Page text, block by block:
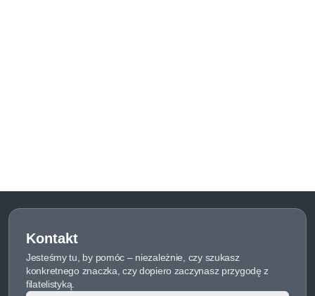
Kontakt
Jesteśmy tu, by pomóc – niezależnie, czy szukasz
konkretnego znaczka, czy dopiero zaczynasz przygodę z
filatelistyką.